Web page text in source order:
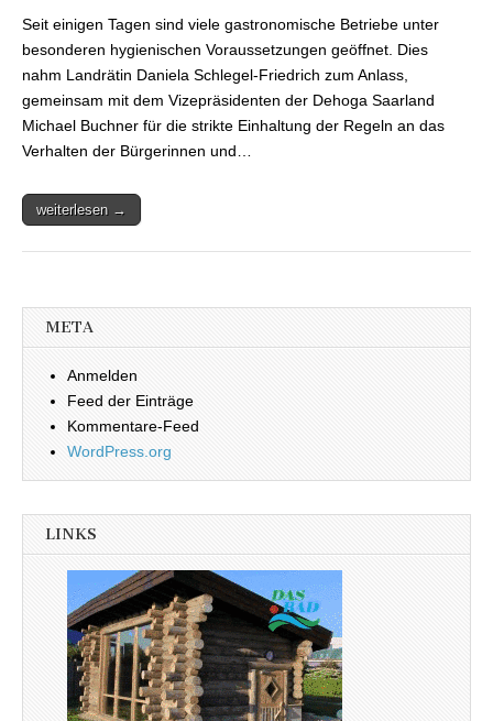
– Regeln einhalten –
Gastronomie genießen
Seit einigen Tagen sind viele gastronomische Betriebe unter
besonderen hygienischen Voraussetzungen geöffnet. Dies
nahm Landrätin Daniela Schlegel-Friedrich zum Anlass,
gemeinsam mit dem Vizepräsidenten der Dehoga Saarland
Michael Buchner für die strikte Einhaltung der Regeln an das
Verhalten der Bürgerinnen und…
weiterlesen →
META
Anmelden
Feed der Einträge
Kommentare-Feed
WordPress.org
LINKS